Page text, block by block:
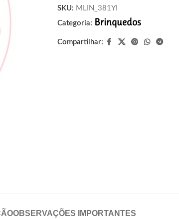
SKU: MLIN_381YI
Categoria: Brinquedos
Compartilhar:
OBSERVAÇÕES IMPORTANTES